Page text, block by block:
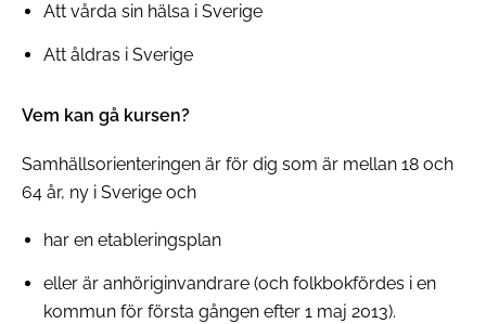
Att vårda sin hälsa i Sverige
Att åldras i Sverige
Vem kan gå kursen?
Samhällsorienteringen är för dig som är mellan 18 och
64 år, ny i Sverige och
har en etableringsplan
eller är anhöriginvandrare (och folkbokfördes i en
kommun för första gången efter 1 maj 2013).